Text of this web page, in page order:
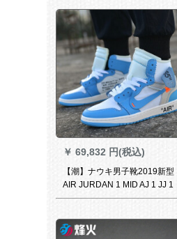
￥ 69,832 円(税込)
【潮】ナウキ男子靴2019新型
AIR JURDAN 1 MID AJ 1 JJ 1
ジョジョ1スウェーズ復古カジ
40.5-7.5